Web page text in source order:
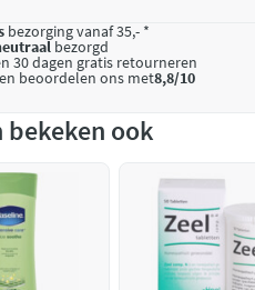
bezorging vanaf 35,- *
bezorgd
30 dagen gratis retourneren
beoordelen ons met8,8/10
bekeken ook